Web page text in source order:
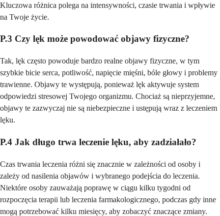
Kluczowa różnica polega na intensywności, czasie trwania i wpływie
na Twoje życie.
P.3 Czy lęk może powodować objawy fizyczne?
Tak, lęk często powoduje bardzo realne objawy fizyczne, w tym
szybkie bicie serca, potliwość, napięcie mięśni, bóle głowy i problemy
trawienne. Objawy te występują, ponieważ lęk aktywuje system
odpowiedzi stresowej Twojego organizmu. Chociaż są nieprzyjemne,
objawy te zazwyczaj nie są niebezpieczne i ustępują wraz z leczeniem
lęku.
P.4 Jak długo trwa leczenie lęku, aby zadziałało?
Czas trwania leczenia różni się znacznie w zależności od osoby i
zależy od nasilenia objawów i wybranego podejścia do leczenia.
Niektóre osoby zauważają poprawę w ciągu kilku tygodni od
rozpoczęcia terapii lub leczenia farmakologicznego, podczas gdy inne
mogą potrzebować kilku miesięcy, aby zobaczyć znaczące zmiany.